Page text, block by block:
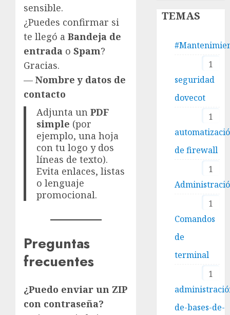
sensible.
¿Puedes confirmar si
te llegó a Bandeja de
entrada o Spam?
Gracias.
— Nombre y datos de
contacto
Adjunta unPDF
simple (por
ejemplo, una hoja
con tu logo y dos
líneas de texto).
Evita enlaces, listas
o lenguaje
promocional.
Preguntas
frecuentes
¿Puedo enviar un ZIP
con contraseña?
TEMAS
1
seguridad
dovecot
1
de firewall
1
1
Comandos
de
terminal
1
de-bases-de-